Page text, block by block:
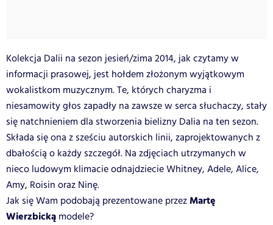
Kolekcja Dalii na sezon jesień/zima 2014, jak czytamy w
informacji prasowej, jest hołdem złożonym wyjątkowym
wokalistkom muzycznym. Te, których charyzma i
niesamowity głos zapadły na zawsze w serca słuchaczy, stały
się natchnieniem dla stworzenia bielizny Dalia na ten sezon.
Składa się ona z sześciu autorskich linii, zaprojektowanych z
dbałością o każdy szczegół. Na zdjęciach utrzymanych w
nieco ludowym klimacie odnajdziecie Whitney, Adele, Alice,
Amy, Roisin oraz Ninę.
Jak się Wam podobają prezentowane przezMartę
Wierzbicką modele?